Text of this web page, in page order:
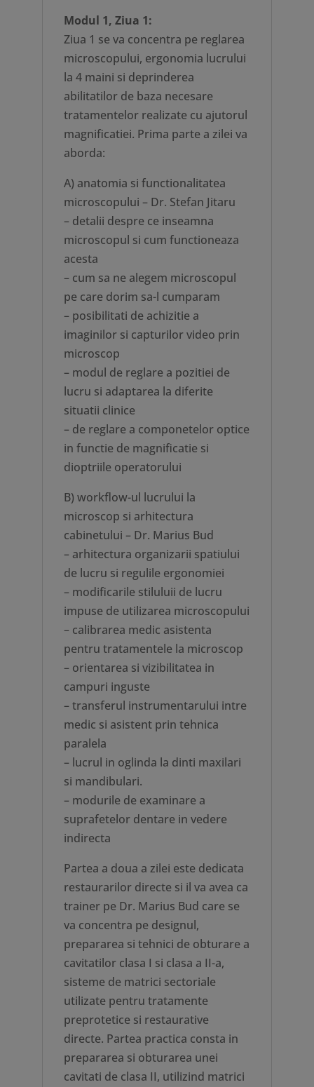
Modul 1, Ziua 1:
Ziua 1 se va concentra pe reglarea
microscopului, ergonomia lucrului
la 4 maini si deprinderea
abilitatilor de baza necesare
tratamentelor realizate cu ajutorul
magnificatiei. Prima parte a zilei va
aborda:
A) anatomia si functionalitatea
microscopului – Dr. Stefan Jitaru
– detalii despre ce inseamna
microscopul si cum functioneaza
acesta
– cum sa ne alegem microscopul
pe care dorim sa-l cumparam
– posibilitati de achizitie a
imaginilor si capturilor video prin
microscop
– modul de reglare a pozitiei de
lucru si adaptarea la diferite
situatii clinice
– de reglare a componetelor optice
in functie de magnificatie si
dioptriile operatorului
B) workflow-ul lucrului la
microscop si arhitectura
cabinetului – Dr. Marius Bud
– arhitectura organizarii spatiului
de lucru si regulile ergonomiei
– modificarile stiluluii de lucru
impuse de utilizarea microscopului
– calibrarea medic asistenta
pentru tratamentele la microscop
– orientarea si vizibilitatea in
campuri inguste
– transferul instrumentarului intre
medic si asistent prin tehnica
paralela
– lucrul in oglinda la dinti maxilari
si mandibulari.
– modurile de examinare a
suprafetelor dentare in vedere
indirecta
Partea a doua a zilei este dedicata
restaurarilor directe si il va avea ca
trainer pe Dr. Marius Bud care se
va concentra pe designul,
prepararea si tehnici de obturare a
cavitatilor clasa I si clasa a II-a,
sisteme de matrici sectoriale
utilizate pentru tratamente
preprotetice si restaurative
directe. Partea practica consta in
prepararea si obturarea unei
cavitati de clasa II, utilizind matrici